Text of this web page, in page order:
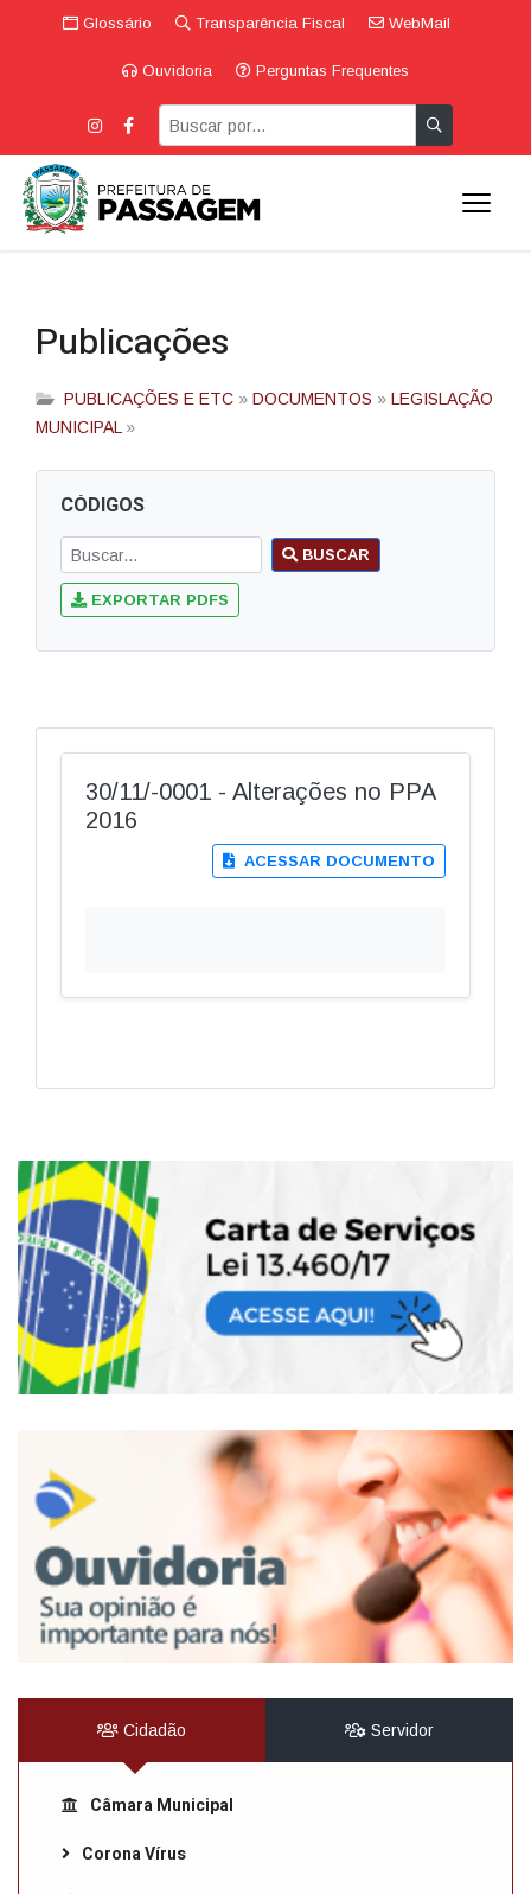
Glossário Transparência Fiscal WebMail
Ouvidoria Perguntas Frequentes
Publicações
PUBLICAÇÕES E ETC » DOCUMENTOS » LEGISLAÇÃO
MUNICIPAL »
CÓDIGOS
BUSCAR
EXPORTAR PDFS
30/11/-0001 - Alterações no PPA
2016
ACESSAR DOCUMENTO
Cidadão Servidor
Câmara Municipal
Corona Vírus